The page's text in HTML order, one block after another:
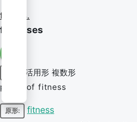
fitness.
fitnesses
活用形 複数形
plural of fitness
原形: fitness